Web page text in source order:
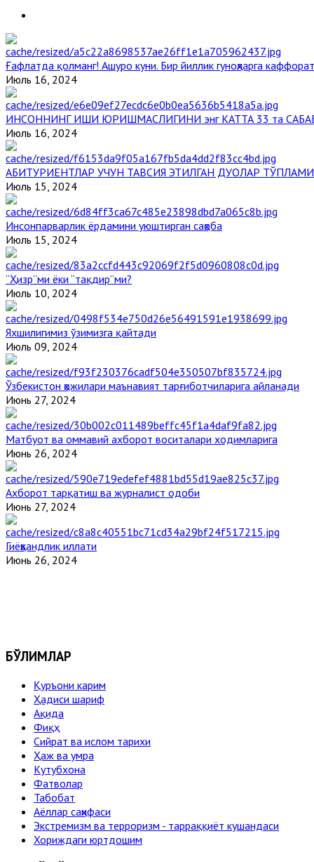
Ғафлатда қолманг! Ашуро куни. Бир йиллик гуноҳларга
Июль 16, 2024
ИНСОННИНГ ИШИ ЮРИШМАСЛИГИНИ энг КАТТА 33 та
Июль 16, 2024
АБИТУРИЕНТЛАР УЧУН ТАВСИЯ ЭТИЛГАН ДУОЛАР ТЎПЛАМИ
Июль 15, 2024
Инсонпарварлик ёрдамини уюштирган саҳоба
Июль 15, 2024
“Ҳизр”ми ёки “тақдир”ми?
Июль 10, 2024
Яхшилигимиз ўзимизга қайтади
Июль 09, 2024
Ўзбекистон ҳожилари маънавият тарғиботчиларига айланади
Июнь 27, 2024
Матбуот ва оммавий ахборот воситалари ходимларига
Июнь 26, 2024
Ахборот тарқатиш ва журналист одоби
Июнь 27, 2024
Гиёҳвандлик иллати
Июнь 26, 2024
БЎЛИМЛАР
Қуръони карим
Ҳадиси шариф
Ақида
Фиқҳ
Сийрат ва ислом тарихи
Ҳаж ва умра
Кутубхона
Фатволар
Табобат
Аёллар саҳифаси
Экстремизм ва терроризм - тарраққиёт кушандаси
Хориждаги юртдошим